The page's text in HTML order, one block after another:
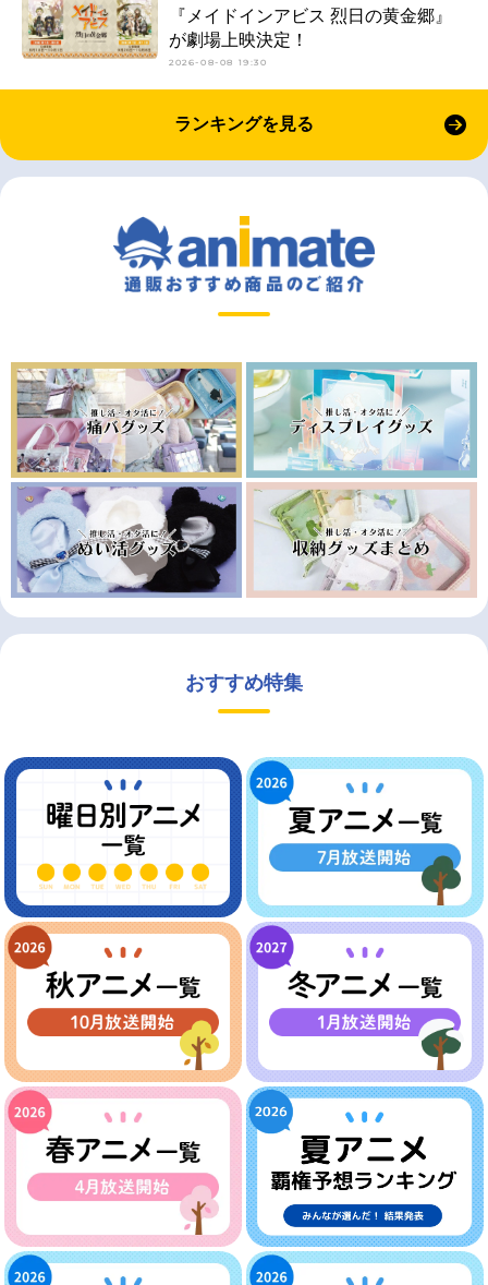
『メイドインアビス 烈日の黄金郷』
が劇場上映決定！
2026-08-08 19:30
ランキングを見る
おすすめ特集